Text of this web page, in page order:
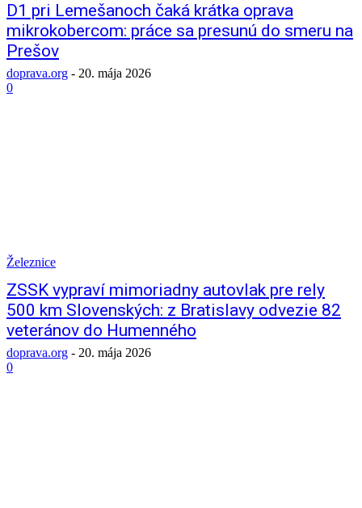
D1 pri Lemešanoch čaká krátka oprava
mikrokobercom: práce sa presunú do smeru na
Prešov
doprava.org - 20. mája 2026
0
Železnice
ZSSK vypraví mimoriadny autovlak pre rely
500 km Slovenských: z Bratislavy odvezie 82
veteránov do Humenného
doprava.org - 20. mája 2026
0